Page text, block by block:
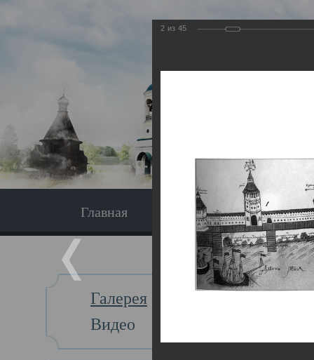
Главная Экскурсия
Галерея
Видео
Главная
2 из 45